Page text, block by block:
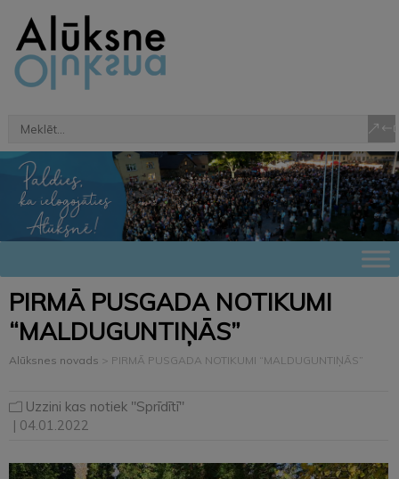
PIRMĀ PUSGADA NOTIKUMI
“MALDUGUNTIŅĀS”
Alūksnes novads > PIRMĀ PUSGADA NOTIKUMI “MALDUGUNTIŅĀS”
Uzzini kas notiek "Sprīdītī"
| 04.01.2022